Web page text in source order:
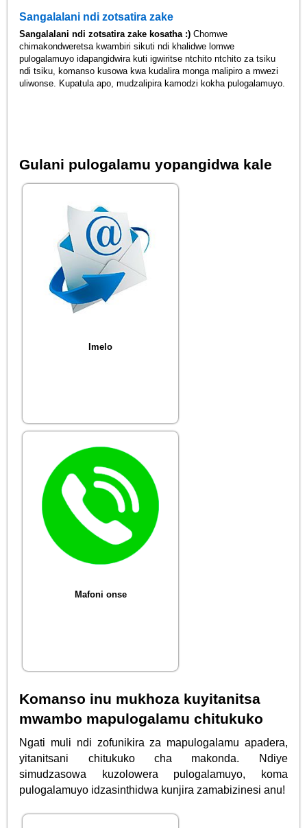
Sangalalani ndi zotsatira zake
Sangalalani ndi zotsatira zake kosatha :) Chomwe
chimakondweretsa kwambiri sikuti ndi khalidwe lomwe
pulogalamuyo idapangidwira kuti igwiritse ntchito ntchito za tsiku
ndi tsiku, komanso kusowa kwa kudalira monga malipiro a mwezi
uliwonse. Kupatula apo, mudzalipira kamodzi kokha pulogalamuyo.
Gulani pulogalamu yopangidwa kale
Imelo
Mafoni onse
Komanso inu mukhoza kuyitanitsa
mwambo mapulogalamu chitukuko
Ngati muli ndi zofunikira za mapulogalamu apadera,
yitanitsani chitukuko cha makonda. Ndiye
simudzasowa kuzolowera pulogalamuyo, koma
pulogalamuyo idzasinthidwa kunjira zamabizinesi anu!